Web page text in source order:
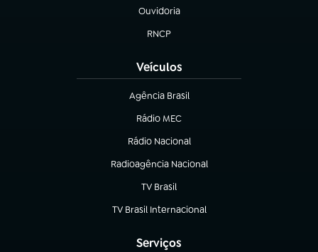
Ouvidoria
(abre em nova aba)
RNCP
(abre em nova aba)
Veículos
Agência Brasil
(abre em nova aba)
Rádio MEC
Rádio Nacional
(abre em nova aba)
Radioagência Nacional
(abre em nova aba)
TV Brasil
(abre em nova aba)
TV Brasil Internacional
(abre em nova aba)
Serviços